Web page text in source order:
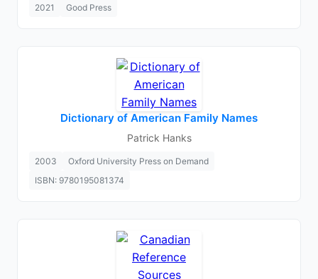
2021 Good Press
Dictionary of American Family Names
Patrick Hanks
2003
Oxford University Press on Demand
ISBN: 9780195081374